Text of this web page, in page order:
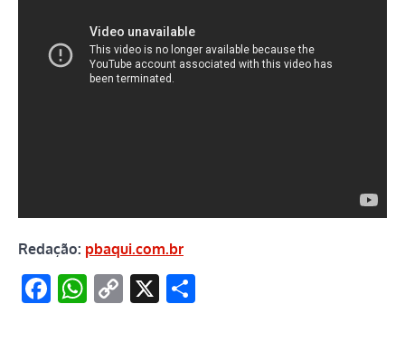
Redação: pbaqui.com.br
Facebook
WhatsApp
Copy
X